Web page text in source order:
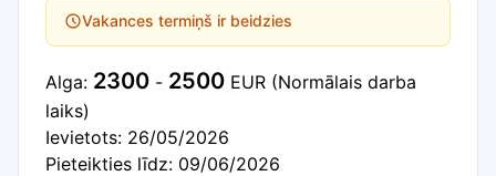
Vakances termiņš ir beidzies
Alga: 2300 - 2500 EUR (Normālais darba
laiks)
Ievietots: 26/05/2026
Pieteikties līdz: 09/06/2026